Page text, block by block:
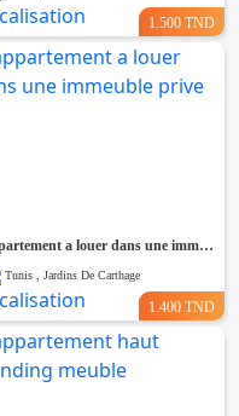
1.500 TND
appartement a louer dans une immeuble prive
Tunis , Jardins De Carthage
1.400 TND